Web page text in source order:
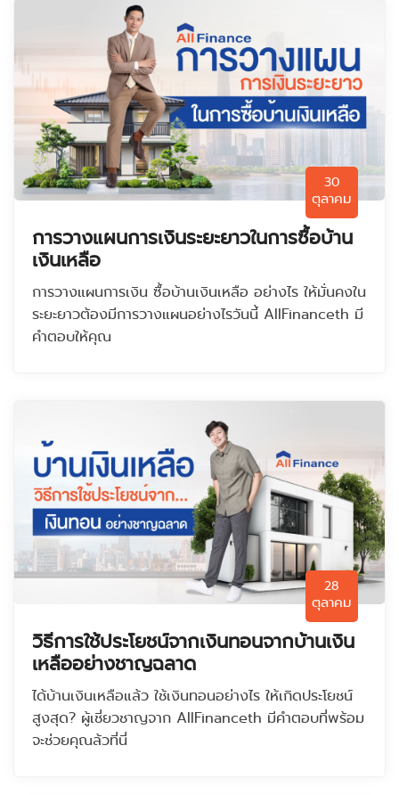
30
ตุลาคม
การวางแผนการเงินระยะยาวในการซื้อบ้าน
เงินเหลือ
การวางแผนการเงิน ซื้อบ้านเงินเหลือ อย่างไร ให้มั่นคงใน
ระยะยาวต้องมีการวางแผนอย่างไรวันนี้ AllFinanceth มี
คำตอบให้คุณ
28
ตุลาคม
วิธีการใช้ประโยชน์จากเงินทอนจากบ้านเงิน
เหลืออย่างชาญฉลาด
ได้บ้านเงินเหลือแล้ว ใช้เงินทอนอย่างไร ให้เกิดประโยชน์
สูงสุด? ผู้เชี่ยวชาญจาก AllFinanceth มีคำตอบที่พร้อม
จะช่วยคุณล้วที่นี่